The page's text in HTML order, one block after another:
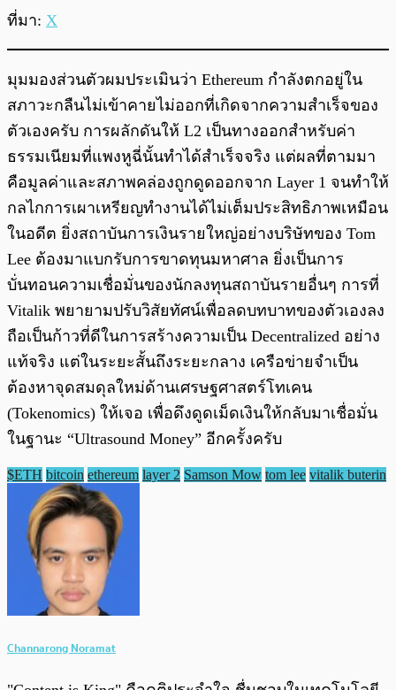
ที่มา: X
มุมมองส่วนตัวผมประเมินว่า Ethereum กำลังตกอยู่ใน
สภาวะกลืนไม่เข้าคายไม่ออกที่เกิดจากความสำเร็จของ
ตัวเองครับ การผลักดันให้ L2 เป็นทางออกสำหรับค่า
ธรรมเนียมที่แพงหูฉี่นั้นทำได้สำเร็จจริง แต่ผลที่ตามมา
คือมูลค่าและสภาพคล่องถูกดูดออกจาก Layer 1 จนทำให้
กลไกการเผาเหรียญทำงานได้ไม่เต็มประสิทธิภาพเหมือน
ในอดีต ยิ่งสถาบันการเงินรายใหญ่อย่างบริษัทของ Tom
Lee ต้องมาแบกรับการขาดทุนมหาศาล ยิ่งเป็นการ
บั่นทอนความเชื่อมั่นของนักลงทุนสถาบันรายอื่นๆ การที่
Vitalik พยายามปรับวิสัยทัศน์เพื่อลดบทบาทของตัวเองลง
ถือเป็นก้าวที่ดีในการสร้างความเป็น Decentralized อย่าง
แท้จริง แต่ในระยะสั้นถึงระยะกลาง เครือข่ายจำเป็น
ต้องหาจุดสมดุลใหม่ด้านเศรษฐศาสตร์โทเคน
(Tokenomics) ให้เจอ เพื่อดึงดูดเม็ดเงินให้กลับมาเชื่อมั่น
ในฐานะ “Ultrasound Money” อีกครั้งครับ
$ETH bitcoin ethereum layer 2 Samson Mow tom lee vitalik buterin
Channarong Noramat